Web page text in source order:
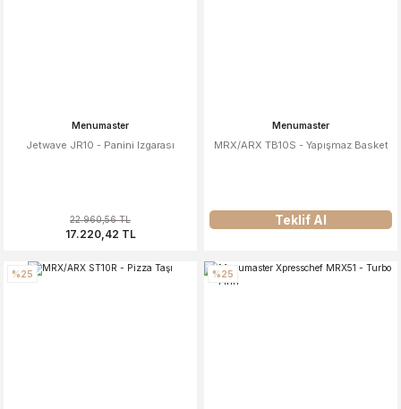
Menumaster
Jetwave JR10 - Panini Izgarası
22.960,56 TL
17.220,42 TL
Menumaster
MRX/ARX TB10S - Yapışmaz Basket
Teklif Al
%25 %25